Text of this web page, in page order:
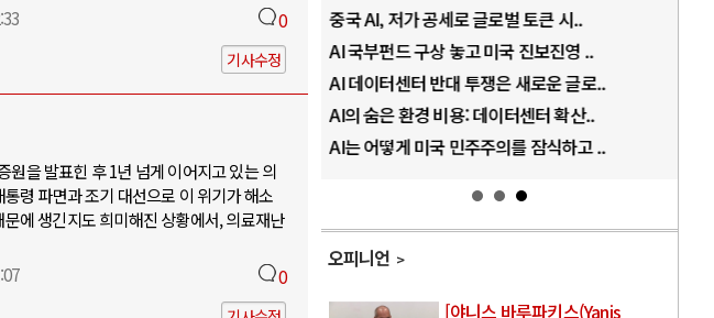
0
기사수정
원을 발표힌 후 1년 넘게 이어지고 있는 의
령 파면과 조기 대선으로 이 위기가 해소
에 생긴지도 희미해진 상황에서, 의료재난
0
즈 갈등 격화, 트럼프 정치·경제 ..
무즈 해협 통행료를 철회한 트럼프
, 호르무즈 해협 봉쇄 선택한 배경
중국 AI, 저가 공세로 글로벌 토큰 시..
AI 국부펀드 구상 놓고 미국 진보진영 ..
AI 데이터센터 반대 투쟁은 새로운 글로..
AI의 숨은 환경 비용: 데이터센터 확산..
AI는 어떻게 미국 민주주의를 잠식하고 ..
오피니언
[야니스 바루파키스(Yanis